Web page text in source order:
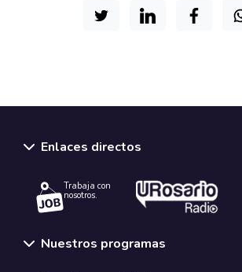
Enlaces directos
Trabaja con
nosotros.
Nuestros programas